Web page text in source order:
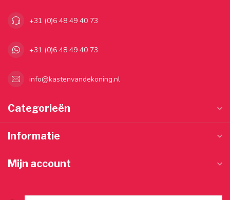
+31 (0)6 48 49 40 73
+31 (0)6 48 49 40 73
info@kastenvandekoning.nl
Categorieën
Informatie
Mijn account